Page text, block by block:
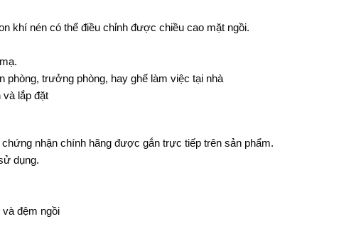
khí nén có thể điều chỉnh được chiều cao mặt ngồi.
trưởng phòng, hay ghế làm việc tại nhà
lắp đặt
nhận chính hãng được gắn trực tiếp trên sản phẩm.
dụng.
đệm ngồi